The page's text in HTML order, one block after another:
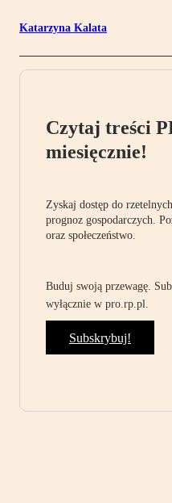
Katarzyna Kalata
Czytaj treści
miesięcznie!
Zyskaj dostęp do
prognoz gospodarczych.
oraz społeczeństwo.
Buduj swoją przewagę.
wyłącznie w pro.rp.pl.
Subskrybuj!